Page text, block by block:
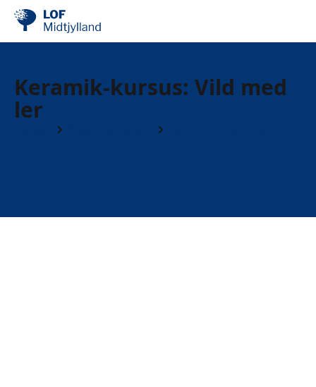
Keramik-kursus: Vild med
ler